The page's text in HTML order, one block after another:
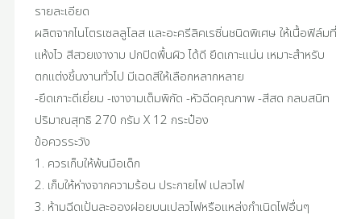
รายละเอียด
ผลิตจากไนโตรเซลลูโลส และอะครีลิคเรซิ่นชนิดพิเศษ ให้เนื้อฟิล์มที่
แห้งไว สีสวยเงางาม ปกปิดพื้นผิว ได้ดี ยึดเกาะแน่น เหมาะสำหรับ
ตกแต่งชิ้นงานทั่วไป มีเฉดสีให้เลือกหลากหลาย
-ยึดเกาะดีเยี่ยม -เงางามเต็มพิกัด -หัวฉีดคุณภาพ -สีสด กลบสนิท
ปริมาณสุทธิ 270 กรัม X 12 กระป๋อง
ข้อควรระวัง
1. ควรเก็บให้พ้นมือเด็ก
2. เก็บให้ห่างจากความร้อน ประกายไฟ เปลวไฟ
3. ห้ามฉีดเป้นละอองฝอยบนเปลวไฟหรือแหล่งกำเนิดไฟอื่นๆ